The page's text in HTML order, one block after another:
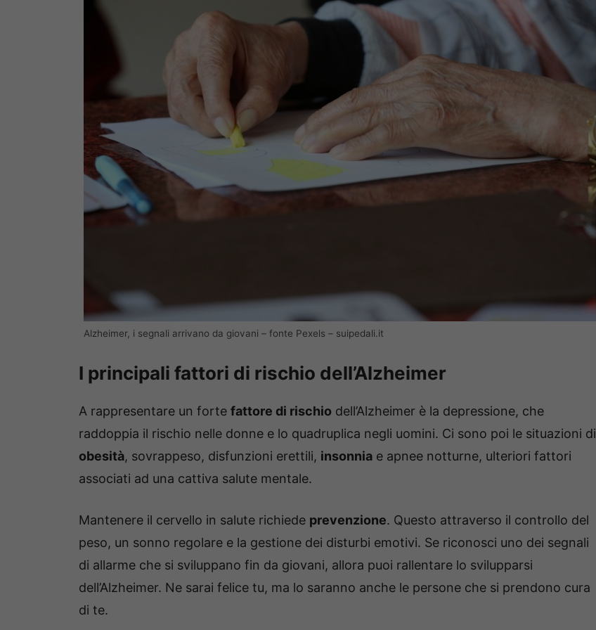
Alzheimer, i segnali arrivano da giovani – fonte Pexels – suipedali.it
I principali fattori di rischio dell’Alzheimer
A rappresentare un forte fattore di rischio dell’Alzheimer è la depressione, che
raddoppia il rischio nelle donne e lo quadruplica negli uomini. Ci sono poi le situazioni di
obesità, sovrappeso, disfunzioni erettili, insonnia e apnee notturne, ulteriori fattori
associati ad una cattiva salute mentale.
Mantenere il cervello in salute richiede prevenzione. Questo attraverso il controllo del
peso, un sonno regolare e la gestione dei disturbi emotivi. Se riconosci uno dei segnali
di allarme che si sviluppano fin da giovani, allora puoi rallentare lo svilupparsi
dell’Alzheimer. Ne sarai felice tu, ma lo saranno anche le persone che si prendono cura
di te.